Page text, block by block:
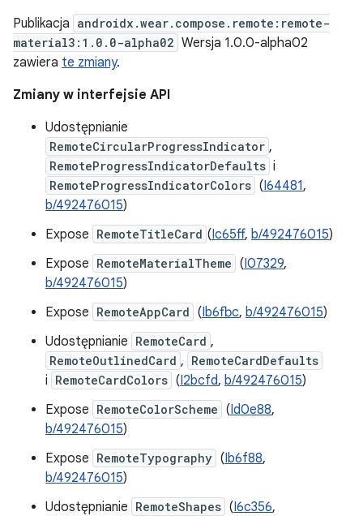
Publikacja androidx.wear.compose.remote:remote-
material3:1.0.0-alpha02 Wersja 1.0.0-alpha02
zawiera te zmiany.
Zmiany w interfejsie API
Udostępnianie
RemoteCircularProgressIndicator ,
RemoteProgressIndicatorDefaults i
RemoteProgressIndicatorColors (I64481,
b/492476015)
Expose RemoteTitleCard (Ic65ff, b/492476015)
Expose RemoteMaterialTheme (I07329,
b/492476015)
Expose RemoteAppCard (Ib6fbc, b/492476015)
Udostępnianie RemoteCard ,
RemoteOutlinedCard , RemoteCardDefaults
i RemoteCardColors (I2bcfd, b/492476015)
Expose RemoteColorScheme (Id0e88,
b/492476015)
Expose RemoteTypography (Ib6f88,
b/492476015)
Udostępnianie RemoteShapes (I6c356,